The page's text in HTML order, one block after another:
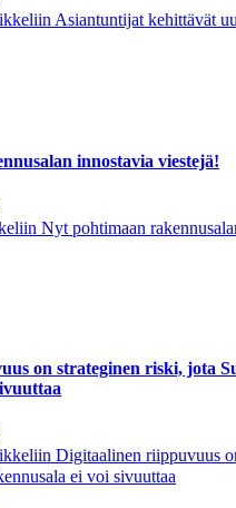
Asiantuntijat kehittävät
innostavia viestejä!
Nyt pohtimaan
on strateginen riski, jota
Digitaalinen riippuvuus
ei voi sivuuttaa